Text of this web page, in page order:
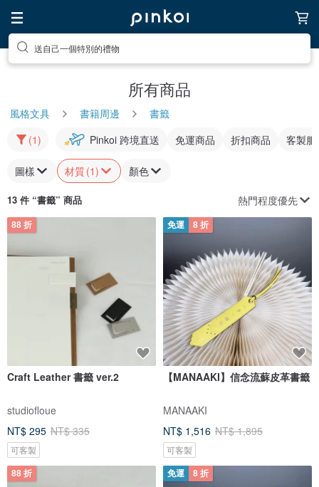
送自己一個特別的禮物
所有商品
風格文具 書籍周邊
書籤
(1)
Pinkoi 跨境直送 免運商品 折扣商品 客製服
圖樣 材質(1) 顏色
13 件 “書籤” 商品 熱門程度優先
88 折
Craft Leather 書籤 ver.2
studiofloue
NT$ 295 NT$ 335
可客製
免運 8 折
【MANAAKI】信念流蘇皮革書籤
MANAAKI
NT$ 1,516 NT$ 1,895
可客製
88 折 免運 8 折